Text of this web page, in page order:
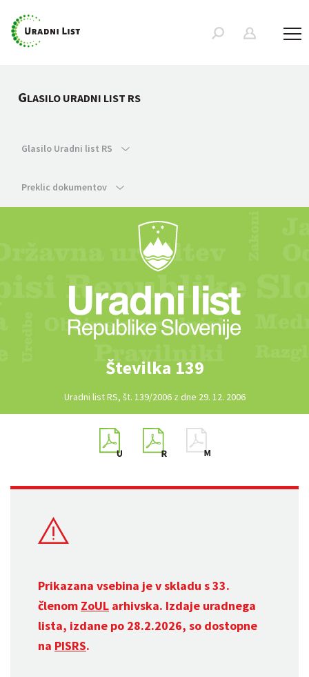
GLASILO URADNI LIST RS
Glasilo Uradni list RS
Preklic dokumentov
Številka 139
Uradni list RS, št. 139/2006 z dne 29. 12. 2006
Prikazana vsebina je v skladu s 33.
členom ZoUL arhivska. Izdaje uradnega
lista, izdane po 28.2.2026, so dostopne
na PISRS.